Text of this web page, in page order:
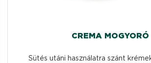
CREMA MOGYORÓ
Sütés utáni használatra szánt